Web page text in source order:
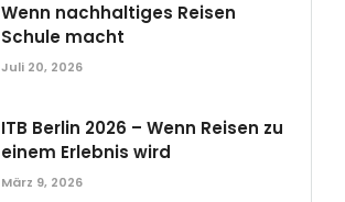
Wenn nachhaltiges Reisen
Schule macht
Juli 20, 2026
ITB Berlin 2026 – Wenn Reisen zu
einem Erlebnis wird
März 9, 2026